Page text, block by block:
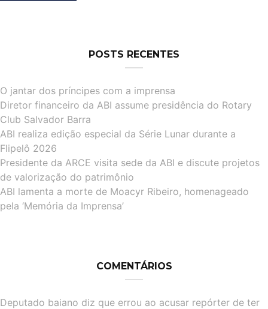
POSTS RECENTES
O jantar dos príncipes com a imprensa
Diretor financeiro da ABI assume presidência do Rotary
Club Salvador Barra
ABI realiza edição especial da Série Lunar durante a
Flipelô 2026
Presidente da ARCE visita sede da ABI e discute projetos
de valorização do patrimônio
ABI lamenta a morte de Moacyr Ribeiro, homenageado
pela ‘Memória da Imprensa’
COMENTÁRIOS
Deputado baiano diz que errou ao acusar repórter de ter